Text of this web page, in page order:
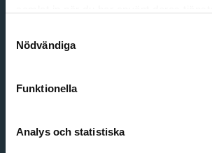
Nödvändiga
Funktionella
Analys och statistiska